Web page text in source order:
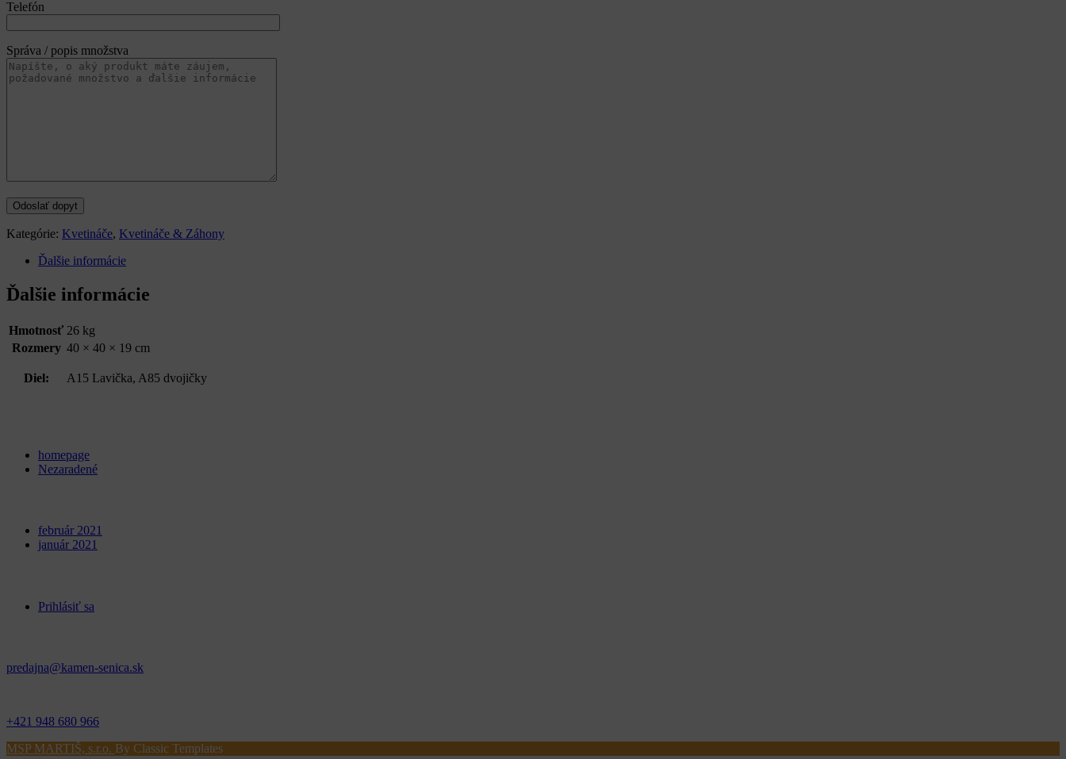
Telefón
Správa / popis množstva
Kategórie: Kvetináče, Kvetináče & Záhony
Ďalšie informácie
Ďalšie informácie
Hmotnosť 26 kg
Rozmery 40 × 40 × 19 cm
Diel: A15 Lavička, A85 dvojičky
homepage
Nezaradené
február 2021
január 2021
Prihlásiť sa
predajna@kamen-senica.sk
+421 948 680 966
MSP MARTIŠ, s.r.o. By Classic Templates